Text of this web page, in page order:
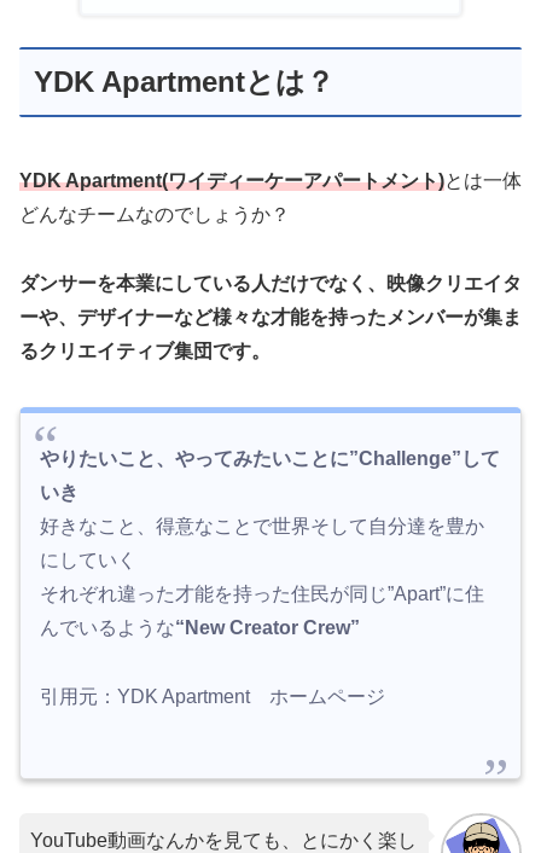
YDK Apartmentとは？
YDK Apartment(ワイディーケーアパートメント)とは一体
どんなチームなのでしょうか？
ダンサーを本業にしている人だけでなく、映像クリエイタ
ーや、デザイナーなど様々な才能を持ったメンバーが集ま
るクリエイティブ集団です。
やりたいこと、やってみたいことに”Challenge”して
いき
好きなこと、得意なことで世界そして自分達を豊か
にしていく
それぞれ違った才能を持った住民が同じ”Apart”に住
んでいるような“New Creator Crew”
引用元：YDK Apartment ホームページ
YouTube動画なんかを見ても、とにかく楽し